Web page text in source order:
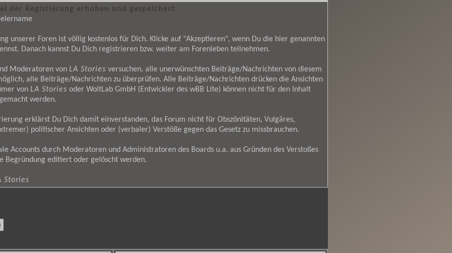
Jahres2017.
.
der Registierung erhoben und gespeichert:
unserer Foren ist völlig kostenlos für Dich. Klicke auf "Akzeptieren", wenn Du die hier genannten
Danach kannst Du Dich registrieren bzw. weiter am Forenleben teilnehmen.
Moderatoren von LA Stories versuchen, alle unerwünschten Beiträge/Nachrichten von diesem
alle Beiträge/Nachrichten zu überprüfen. Alle Beiträge/Nachrichten drücken die Ansichten
von LA Stories oder WoltLab GmbH (Entwickler des wBB Lite) können nicht für den Inhalt
werden.
erklärst Du Dich damit einverstanden, das Forum nicht für Obszönitäten, Vulgäres,
politischer Ansichten oder (verbaler) Verstöße gegen das Gesetz zu missbrauchen.
Accounts durch Moderatoren und Administratoren des Boards u.a. aus Gründen des Verstoßes
Begründung editiert oder gelöscht werden.
Stories